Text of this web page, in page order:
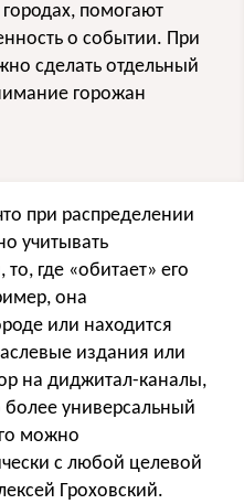
помогают
о событии. При
сделать отдельный
горожан
при распределении
учитывать
где «обитает» его
она
или находится
издания или
на диджитал-каналы,
более универсальный
можно
с любой целевой
Гроховский.